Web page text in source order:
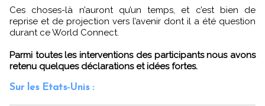
Ces choses-là n’auront qu’un temps, et c’est bien de
reprise et de projection vers l’avenir dont il a été question
durant ce World Connect.
Parmi toutes les interventions des participants nous avons
retenu quelques déclarations et idées fortes.
Sur les Etats-Unis :